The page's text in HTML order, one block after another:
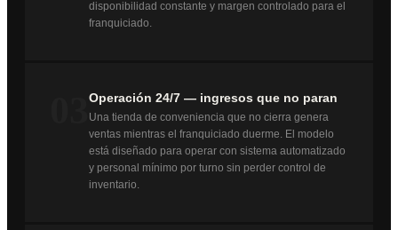
disponibilidad constante y margen controlado para el
franquiciado.
Operación 24/7 — ingresos que no paran
Una tienda de conveniencia que no cierra genera
ventas mientras el franquiciado duerme. El modelo
está diseñado para operar con sistema automatizado
y personal mínimo por turno sin perder control de
inventario.